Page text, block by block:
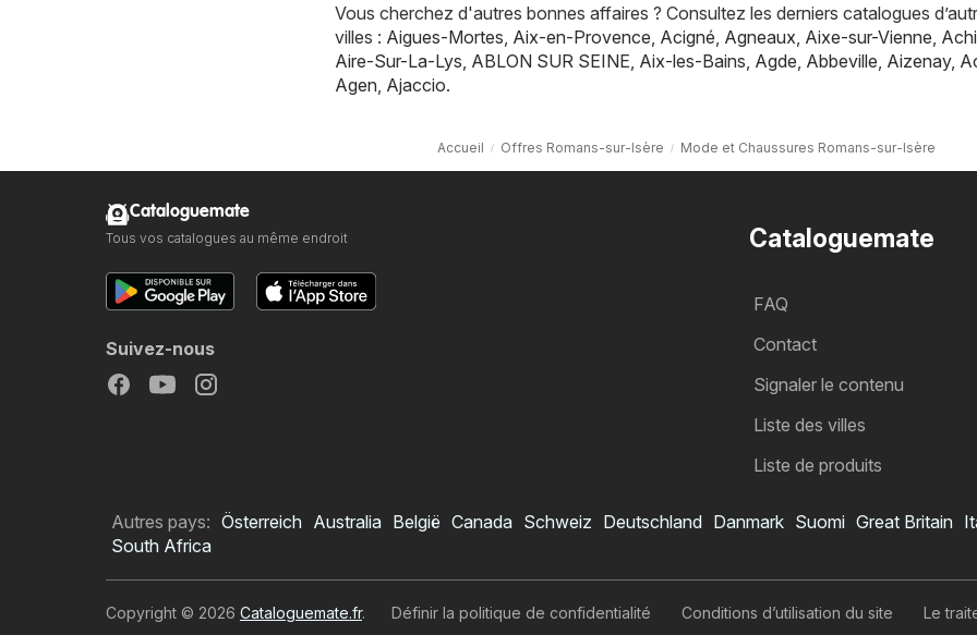
Vous cherchez d'autres bonnes affaires ? Consultez les derniers catalogues
villes : Aigues-Mortes Aix-en-Provence Acigné Agneaux Aixe-sur-Vienne
Aire-Sur-La-Lys ABLON SUR SEINE Aix-les-Bains Agde Abbeville Aizenay,
Agen Ajaccio.
Accueil Offres Romans-sur-Isère Mode et Chaussures Romans-sur-Isère
Cataloguemate
FAQ
Contact
Signaler le contenu
Liste des villes
Liste de produits
Cataloguemate
Tous vos catalogues au même endroit
Suivez-nous
Autres pays: Österreich Australia België Canada Schweiz Deutschland Danmark Suomi Great Britain
South Africa
Copyright © 2026 Cataloguemate.fr. Définir la politique de confidentialité Conditions d’utilisation du site Le